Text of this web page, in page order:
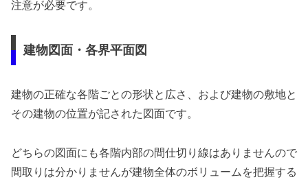
注意が必要です。
建物図面・各界平面図
建物の正確な各階ごとの形状と広さ、および建物の敷地と
その建物の位置が記された図面です。
どちらの図面にも各階内部の間仕切り線はありませんので
間取りは分かりませんが建物全体のボリュームを把握する